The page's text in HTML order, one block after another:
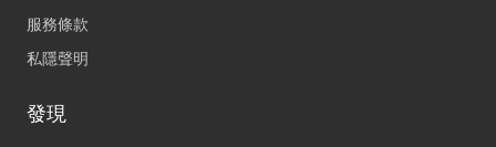
服務條款
私隱聲明
發現